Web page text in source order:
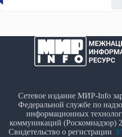
Сетевое издание МИР-Info
Федеральной службе по
информационных
коммуникаций (Роскомнадзор)
Свидетельство о регистрации